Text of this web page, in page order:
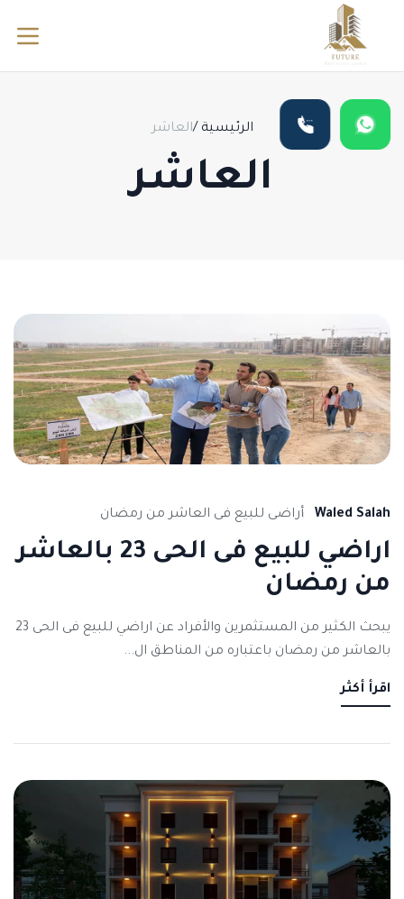
الرئيسية /العاشر
العاشر
Waled Salah أراضى للبيع فى العاشر من رمضان
اراضي للبيع فى الحى 23 بالعاشر
من رمضان
يبحث الكثير من المستثمرين والأفراد عن اراضي للبيع فى الحى 23
بالعاشر من رمضان باعتباره من المناطق ال...
اقرأ أكثر